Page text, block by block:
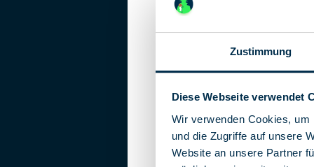
Zustimmung
Diese Webseite verwendet
Wir verwenden Cookies,
und die Zugriffe auf unsere
Website an unsere Partner